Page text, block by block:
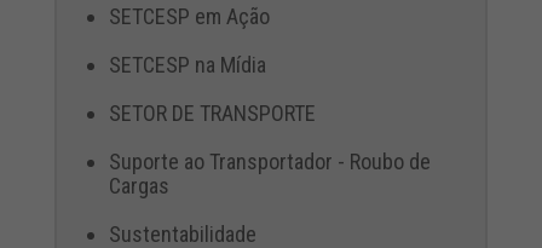
SETCESP em Ação
SETCESP na Mídia
SETOR DE TRANSPORTE
Suporte ao Transportador - Roubo de
Cargas
Sustentabilidade